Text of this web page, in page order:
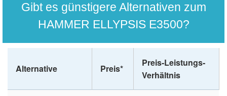
Gibt es günstigere Alternativen zum
HAMMER ELLYPSIS E3500?
Alternative Preis*
Preis-Leistungs-
Verhältnis